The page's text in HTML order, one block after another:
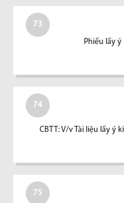
73
Phiếu lấy
74
CBTT: V/v Tài liệu lấy ý
75